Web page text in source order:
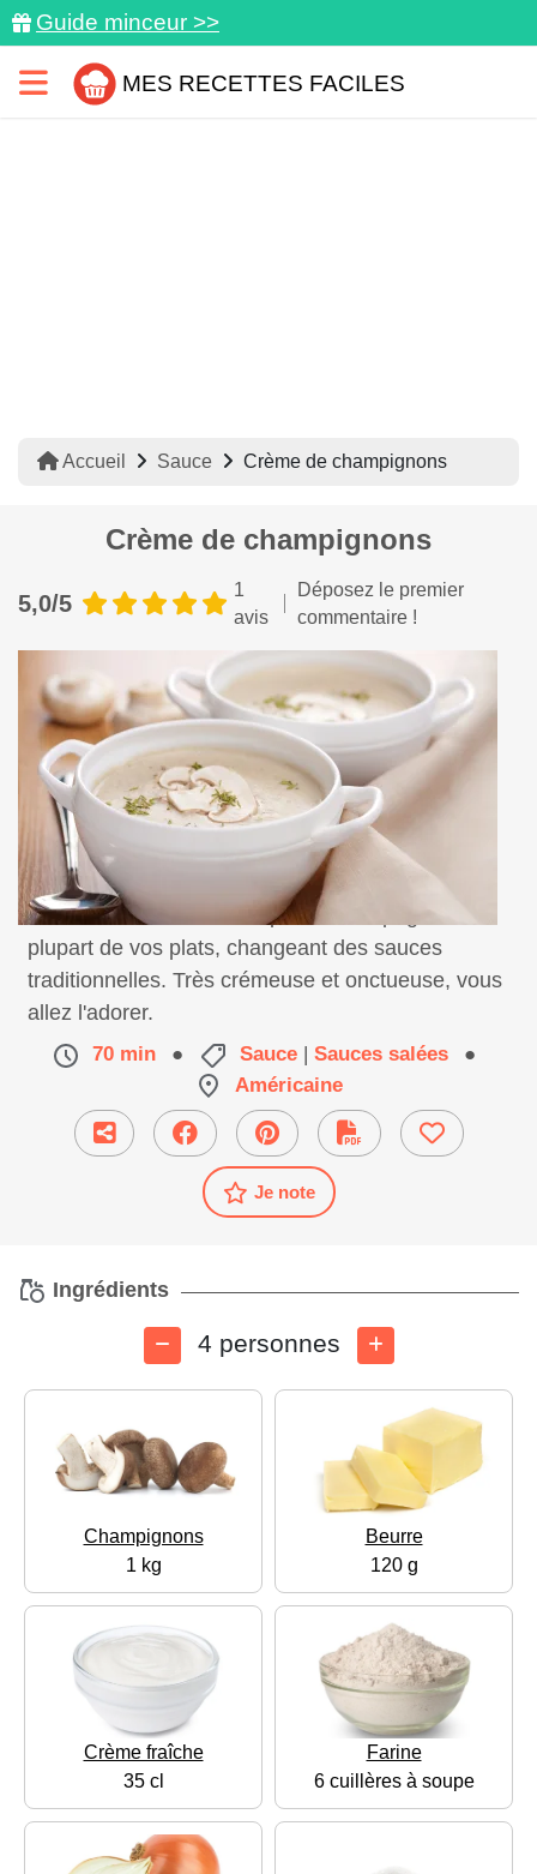
Guide minceur >>
MES RECETTES FACILES
Accueil Sauce Crème de champignons
Crème de champignons
5,0/5
1
avis
Déposez le premier
commentaire !
Voici une idée de recette pour accompagner la
plupart de vos plats, changeant des sauces
traditionnelles. Très crémeuse et onctueuse, vous
allez l'adorer.
70 min ● Sauce | Sauces salées
●
Américaine
Je note
Ingrédients
4 personnes
Champignons
1 kg
Beurre
120 g
Crème fraîche
35 cl
Farine
6 cuillères à soupe